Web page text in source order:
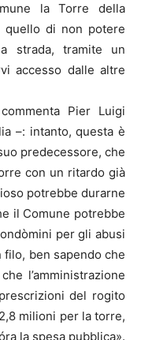
la Torre della
quello di non potere
strada, tramite un
accesso dalle altre
Pier Luigi
–: intanto, questa è
predecessore, che
con un ritardo già
potrebbe durarne
il Comune potrebbe
per gli abusi
ben sapendo che
l’amministrazione
del rogito
milioni per la torre,
la spesa pubblica».